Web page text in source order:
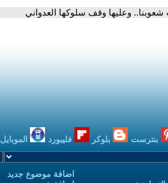
شعوبنا.. وعليها وقف سلوكها العدواني
بنترست بلوكر فليبورد الموبايل
اضافة موضوع جديد